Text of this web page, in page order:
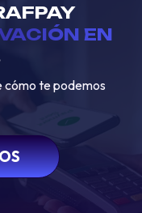
EN
cómo te podemos